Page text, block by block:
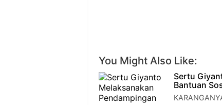
You Might Also Like:
Sertu
Bantuan